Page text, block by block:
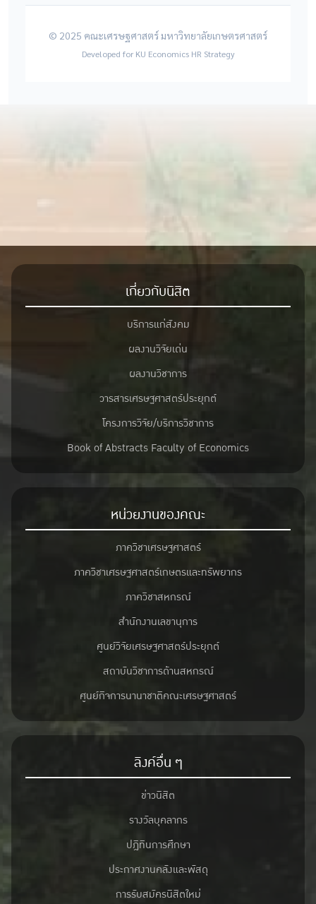
© 2025 คณะเศรษฐศาสตร์ มหาวิทยาลัยเกษตรศาสตร์
Developed for KU Economics HR Strategy
เกี่ยวกับนิสิต
บริการแก่สังคม
ผลงานวิจัยเด่น
ผลงานวิชาการ
วารสารเศรษฐศาสตร์ประยุกต์
โครงการวิจัย/บริการวิชาการ
Book of Abstracts Faculty of Economics
หน่วยงานของคณะ
ภาควิชาเศรษฐศาสตร์
ภาควิชาเศรษฐศาสตร์เกษตรและทรัพยากร
ภาควิชาสหกรณ์
สำนักงานเลขานุการ
ศูนย์วิจัยเศรษฐศาสตร์ประยุกต์
สถาบันวิชาการด้านสหกรณ์
ศูนย์กิจการนานาชาติคณะเศรษฐศาสตร์
ลิงค์อื่น ๆ
ข่าวนิสิต
รางวัลบุคลากร
ปฎิทินการศึกษา
ประกาศงานคลังและพัสดุ
การรับสมัครนิสิตใหม่